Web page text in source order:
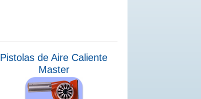
Pistolas de Aire Caliente
Master